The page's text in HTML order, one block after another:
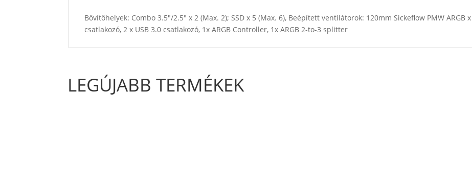
Bővítőhelyek: Combo 3.5"/2.5" x 2 (Max. 2); SSD x 5 (Max. 6), Beépített ventilátorok: 120mm Sickeflow PMW ARGB
csatlakozó, 2 x USB 3.0 csatlakozó, 1x ARGB Controller, 1x ARGB 2-to-3 splitter
LEGÚJABB TERMÉKEK